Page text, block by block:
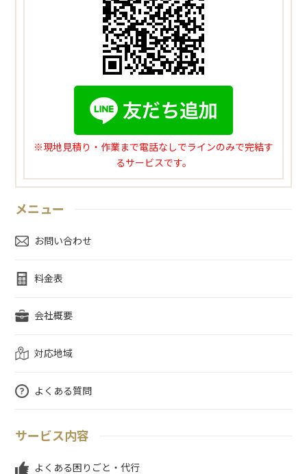
※現地見積り・作業まで電話なしでラインのみで完結す
るサービスです。
メニュー
お問い合わせ
料金表
会社概要
対応地域
よくある質問
サービス内容
よくある困りごと・代行